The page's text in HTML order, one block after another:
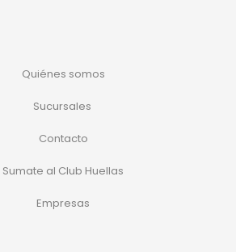
Quiénes somos
Sucursales
Contacto
Sumate al Club Huellas
Empresas